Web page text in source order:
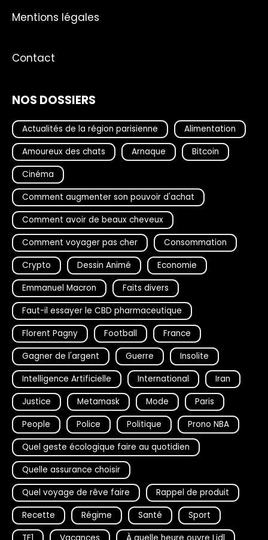
Mentions légales
Contact
NOS DOSSIERS
Actualités de la région parisienne
Alimentation
Amoureux des chats
Arnaque
Bitcoin
Cinéma
Comment augmenter son pouvoir d'achat
Comment avoir de beaux cheveux
Comment voyager pas cher
Consommation
Crypto
Dessin Animé
Economie
Emmanuel Macron
Faits divers
Faut-il essayer le CBD pharmaceutique
Florent Pagny
Football
France
Gagner de l'argent
Guerre
Insolite
Intelligence Artificielle
International
Iran
Justice
Metamask Mode
Paris
People
Police Politique
Prono NBA
Quel geste écologique faire au quotidien
Quelle assurance choisir
Quel voyage de rêve faire
Rappel de produit
Recette
Régime Santé
Sport